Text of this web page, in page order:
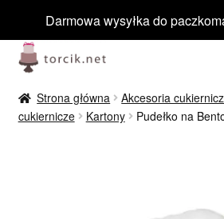
Darmowa wysyłka do
Przejdź
do
nawigacji
Przejdź
do
treści
Jadalne
Strona główna Akcesoria
cukiernicze
Kartony Pudełko na